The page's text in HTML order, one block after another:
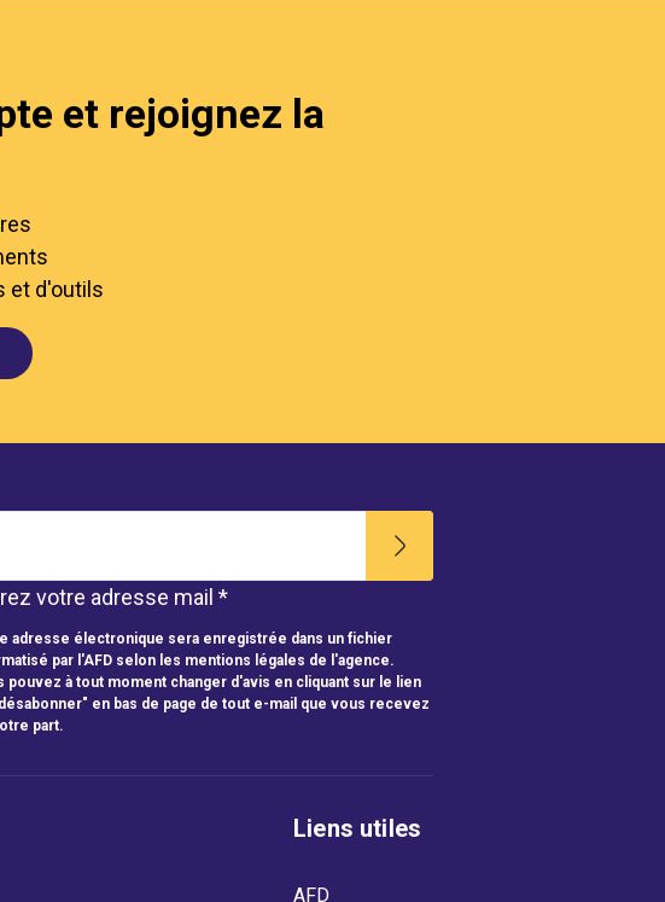
et rejoignez la
et d'outils
votre adresse mail *
adresse électronique sera enregistrée dans un fichier
par l'AFD selon les mentions légales de l'agence.
pouvez à tout moment changer d'avis en cliquant sur le lien
en bas de page de tout e-mail que vous recevez
part.
Liens utiles
AFD